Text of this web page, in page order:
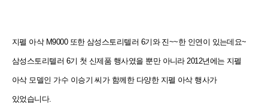
지펠 아삭 M9000 또한 삼성스토리텔러 6기와 진~~한 인연이 있는데요~
삼성스토리텔러 6기 첫 신제품 행사였을 뿐만 아니라 2012년에는 지펠
아삭 모델인 가수 이승기 씨가 함께한 다양한 지펠 아삭 행사가
있었습니다.